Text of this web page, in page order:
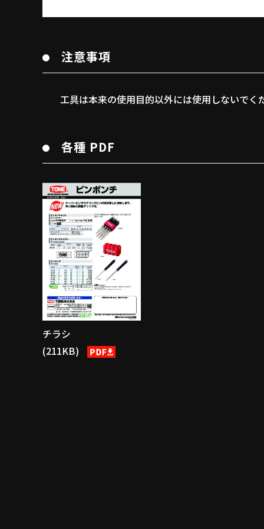
注意事項
工具は本来の使用目的以外には使用しないでく
各種 PDF
チラシ
(211KB)